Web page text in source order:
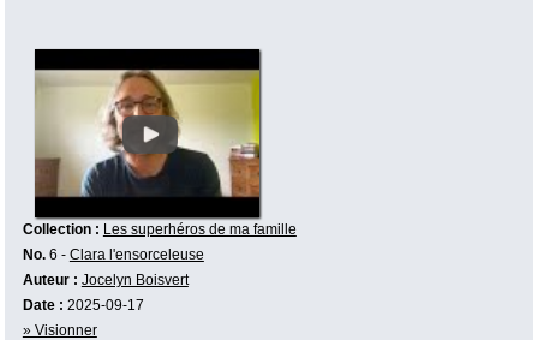
Collection : Les superhéros de ma famille
No.6 - Clara l'ensorceleuse
Auteur : Jocelyn Boisvert
Date : 2025-09-17
» Visionner